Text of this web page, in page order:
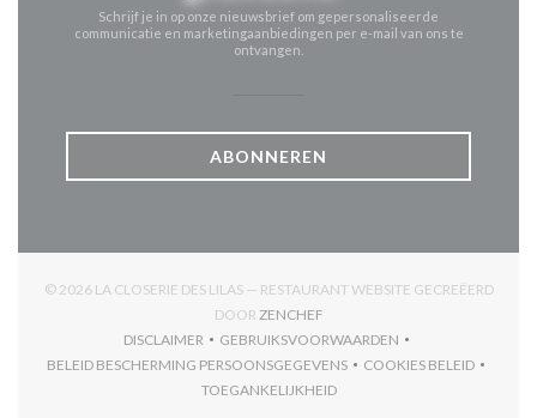
Schrijf je in op onze nieuwsbrief om gepersonaliseerde
communicatie en marketingaanbiedingen per e-mail van ons te
ontvangen.
ABONNEREN
© 2026 LA CLOSERIE DES LILAS — RESTAURANT WEBSITE GECREËERD
DOOR ZENCHEF((OPENT IN EEN NIEUW
DISCLAIMER
((OPENT IN EEN NIEUW VENSTER))
GEBRUIKSVOORWAARDEN
((OPENT IN EEN NIEUW
BELEID BESCHERMING PERSOONSGEGEVENS
((OPENT IN EEN NIEUW VENSTER))
COOKIES BELEID
((OPENT IN EEN
TOEGANKELIJKHEID
((OPENT IN EEN NIEUW VENSTER))